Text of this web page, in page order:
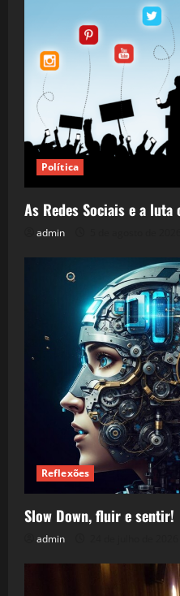
Política
As Redes Sociais e a luta
admin
Reflexões
Slow Down, fluir e sentir!
admin